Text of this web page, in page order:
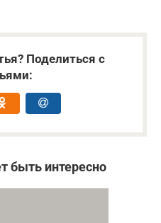
Поделиться с
быть интересно